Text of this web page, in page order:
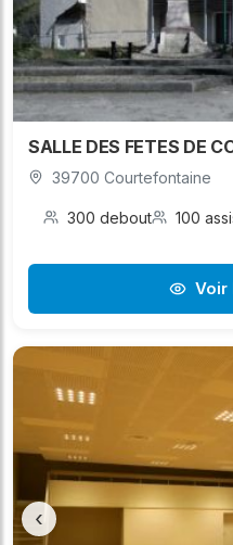
SALLE DES FETES DE
39700 Courtefontaine
300 debout 100
Voir
‹